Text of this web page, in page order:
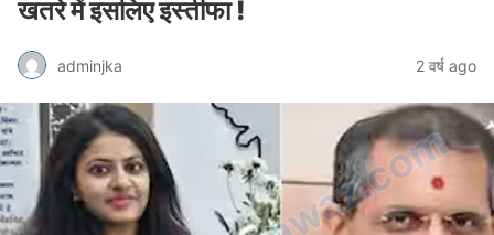
खतरे में इसलिए इस्तीफा !
adminjka 2 वर्ष ago